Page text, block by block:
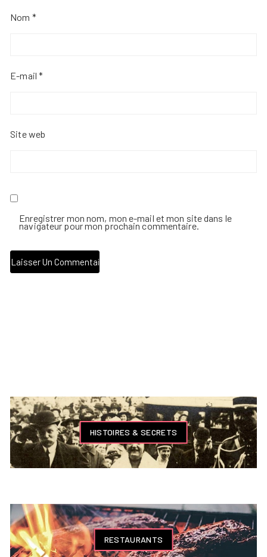
Nom *
E-mail*
Site web
Enregistrer mon nom, mon e-mail et mon site dans le
navigateur pour mon prochain commentaire.
HISTOIRES & SECRETS
RESTAURANTS